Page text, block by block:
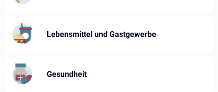
Lebensmittel und Gastgewerbe
Gesundheit